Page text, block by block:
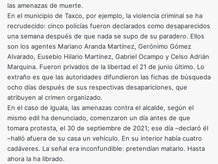
las amenazas de muerte.
En el municipio de Taxco, por ejemplo, la violencia criminal se ha
recrudecido: cinco policías fueron declarados como desaparecidos
una semana después de que nada se supo de su paradero. Ellos
son los agentes Mariano Aranda Martínez, Gerónimo Gómez
Alvarado, Eusebio Hilario Martínez, Gabriel Ocampo y Celso Adrián
Marquina. Fueron privados de la libertad el 21 de junio último. Lo
extraño es que las autoridades difundieron las fichas de búsqueda
ocho días después de sus respectivas desapariciones, que
atribuyen al crimen organizado.
En el caso de Iguala, las amenazas contra el alcalde, según el
mismo edil ha denunciado, comenzaron un día antes de que
tomara protesta, el 30 de septiembre de 2021; ese día –declaró él
–halló afuera de su casa un vehículo. En su interior había cuatro
cadáveres. La señal era inconfundible: pretendían matarlo. Hasta
ahora la ha librado.